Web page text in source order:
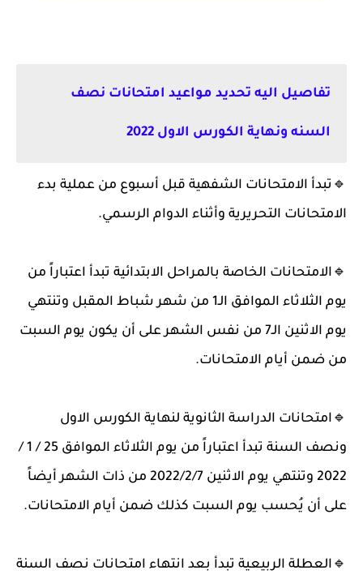
تفاصيل اليه تحديد مواعيد امتحانات نصف
السنه ونهاية الكورس الاول 2022
🔹️تبدأ الامتحانات الشفهية قبل أسبوع من عملية بدء
الامتحانات التحريرية وأثناء الدوام الرسمي.
🔹️الامتحانات الخاصة بالمراحل الابتدائية تبدأ اعتباراً من
يوم الثلاثاء الموافق الـ1 من شهر شباط المقبل وتنتهي
يوم الاثنين الـ7 من نفس الشهر على أن يكون يوم السبت
من ضمن أيام الامتحانات.
🔹️امتحانات الدراسة الثانوية لنهاية الكورس الاول
ونصف السنة تبدأ اعتباراً من يوم الثلاثاء الموافق 25 / 1 /
2022 وتنتهي يوم الاثنين 2022/2/7 من ذات الشهر أيضاً
على أن يُحسب يوم السبت كذلك ضمن أيام الامتحانات.
🔹️العطلة الربيعية تبدأ بعد انتهاء امتحانات نصف السنة